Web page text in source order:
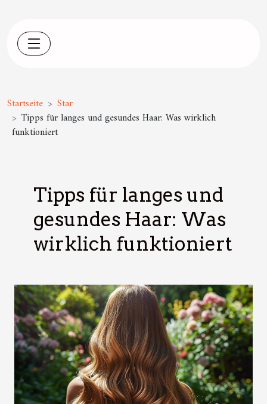
Startseite
Star
Tipps für langes und gesundes Haar: Was wirklich
funktioniert
Tipps für langes und
gesundes Haar: Was
wirklich funktioniert